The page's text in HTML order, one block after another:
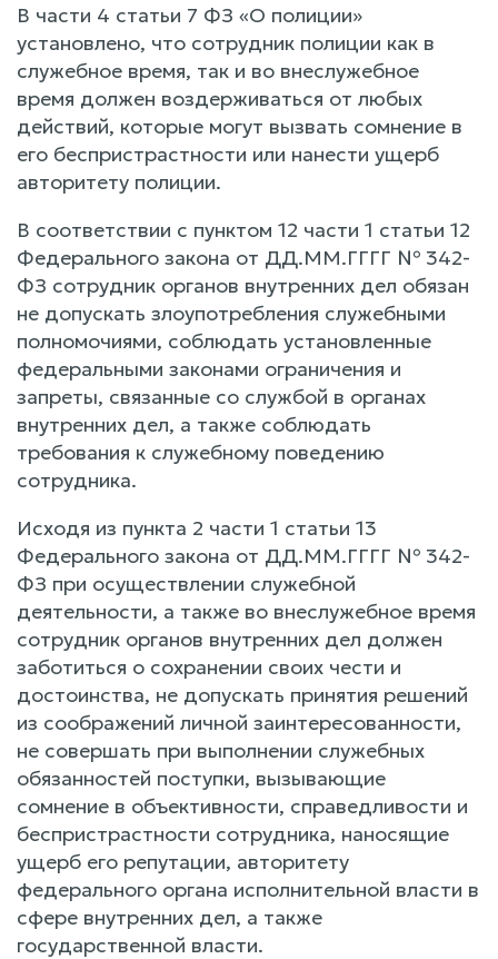
В части 4 статьи 7 ФЗ «О полиции»
установлено, что сотрудник полиции как в
служебное время, так и во внеслужебное
время должен воздерживаться от любых
действий, которые могут вызвать сомнение в
его беспристрастности или нанести ущерб
авторитету полиции.
В соответствии с пунктом 12 части 1 статьи 12
Федерального закона от ДД.ММ.ГГГГ № 342-
ФЗ сотрудник органов внутренних дел обязан
не допускать злоупотребления служебными
полномочиями, соблюдать установленные
федеральными законами ограничения и
запреты, связанные со службой в органах
внутренних дел, а также соблюдать
требования к служебному поведению
сотрудника.
Исходя из пункта 2 части 1 статьи 13
Федерального закона от ДД.ММ.ГГГГ № 342-
ФЗ при осуществлении служебной
деятельности, а также во внеслужебное время
сотрудник органов внутренних дел должен
заботиться о сохранении своих чести и
достоинства, не допускать принятия решений
из соображений личной заинтересованности,
не совершать при выполнении служебных
обязанностей поступки, вызывающие
сомнение в объективности, справедливости и
беспристрастности сотрудника, наносящие
ущерб его репутации, авторитету
федерального органа исполнительной власти в
сфере внутренних дел, а также
государственной власти.